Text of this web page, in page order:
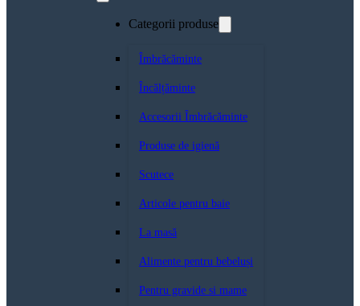
Categorii produse
Îmbrăcăminte
Încălțăminte
Accesorii Îmbrăcăminte
Produse de igienă
Scutece
Articole pentru baie
La masă
Alimente pentru bebeluși
Pentru gravide si mame